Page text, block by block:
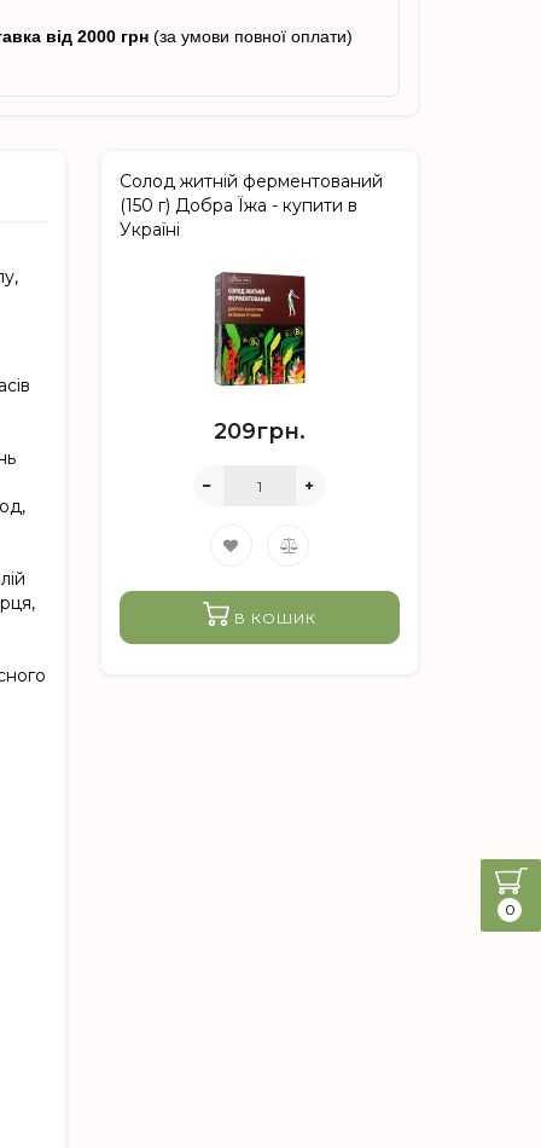
0
від 2000 грн (за умови повної оплати)
Солод житній ферментований
(150 г) Добра Їжа - купити в
Україні
209грн.
В КОШИК